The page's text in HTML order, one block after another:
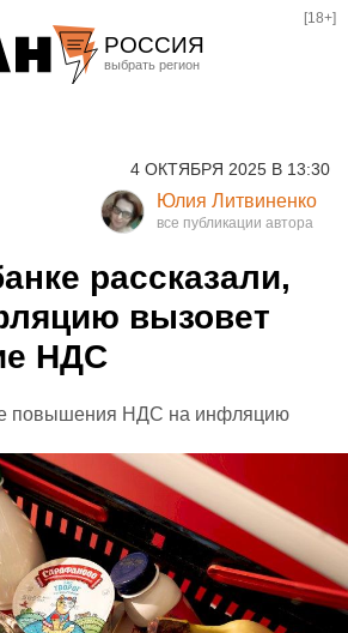
РОССИЯ
Курган
Оренбург
[18+]
4 ОКТЯБРЯ 2025 В 13:30
Юлия Литвиненко
рассказали,
вызовет
НДС
повышения НДС на инфляцию